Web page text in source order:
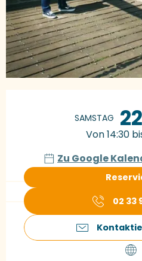
SAMSTAG
Von 14:30
Zu Google
02 33